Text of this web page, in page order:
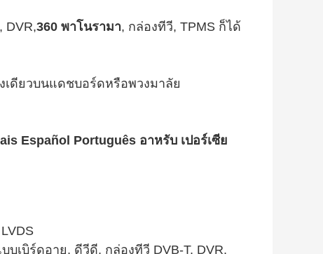
DVR,360 พาโนรามา, กล่องทีวี, TPMS ก็ได้
เดียวบนแดชบอร์ดหรือพวงมาลัย
Español Português อาหรับ เปอร์เซีย
เบิร์ดอาย, ดีวีดี, กล่องทีวี DVB-T, DVR,